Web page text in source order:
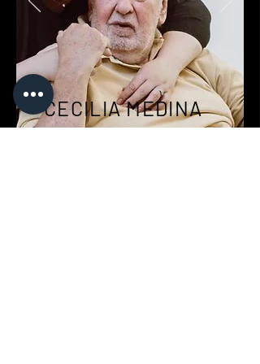
CECILIA MEDINA